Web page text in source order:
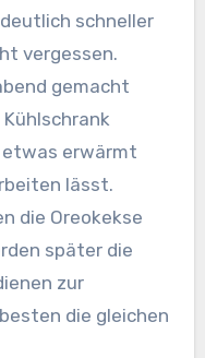
schneller
vergessen.
gemacht
etwas erwärmt
lässt.
die Oreokekse
später die
zur
die gleichen